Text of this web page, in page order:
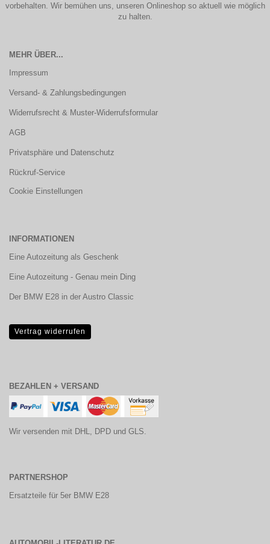
vorbehalten. Wir bemühen uns, unseren Onlineshop so aktuell wie möglich
zu halten.
MEHR ÜBER...
Impressum
Versand- & Zahlungsbedingungen
Widerrufsrecht & Muster-Widerrufsformular
AGB
Privatsphäre und Datenschutz
Rückruf-Service
Cookie Einstellungen
INFORMATIONEN
Eine Autozeitung als Geschenk
Eine Autozeitung - Genau mein Ding
Der BMW E28 in der Austro Classic
Vertrag widerrufen
BEZAHLEN + VERSAND
Wir versenden mit DHL, DPD und GLS.
PARTNERSHOP
Ersatzteile für 5er BMW E28